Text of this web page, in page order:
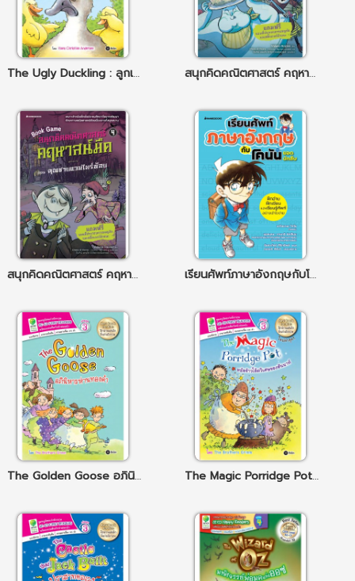
The Ugly Duckling : ลูกเป็ดขี้เหร่ สนุกคิดคณิตศาสตร์ คฤหาสน์มืด เล่ม 3 ตอน ผีน้อยลักขนม
สนุกคิดคณิตศาสตร์ คฤหาสน์มืด เล่ม 4 ตอน คุณชายแวมไพร์น้อย เรียนศัพท์ภาษาอังกฤษกับโคนันยอดนักสืบ
The Golden Goose อภินิหารห่านทองคำ The Magic Porridge Pot หม้อข้าวโอ๊ตวิเศษของฮันนาห์